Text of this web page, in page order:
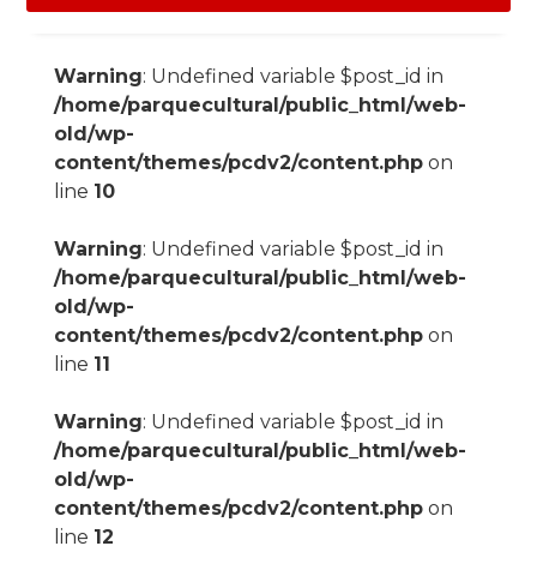
Warning: Undefined variable $post_id in
/home/parquecultural/public_html/web-
old/wp-
content/themes/pcdv2/content.phpon
line 10
Warning: Undefined variable $post_id in
/home/parquecultural/public_html/web-
old/wp-
content/themes/pcdv2/content.phpon
line 11
Warning: Undefined variable $post_id in
/home/parquecultural/public_html/web-
old/wp-
content/themes/pcdv2/content.phpon
line 12